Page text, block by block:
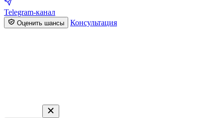
Telegram-канал
Оценить шансы Консультация